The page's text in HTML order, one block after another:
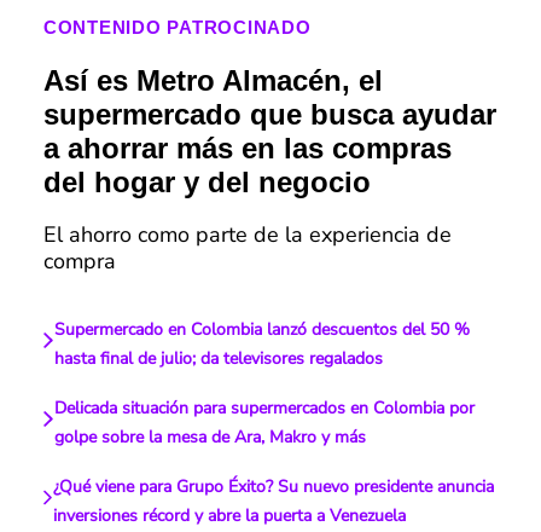
CONTENIDO PATROCINADO
Así es Metro Almacén, el
supermercado que busca ayudar
a ahorrar más en las compras
del hogar y del negocio
El ahorro como parte de la experiencia de
compra
Supermercado en Colombia lanzó descuentos del 50 %
hasta final de julio; da televisores regalados
Delicada situación para supermercados en Colombia por
golpe sobre la mesa de Ara, Makro y más
¿Qué viene para Grupo Éxito? Su nuevo presidente anuncia
inversiones récord y abre la puerta a Venezuela